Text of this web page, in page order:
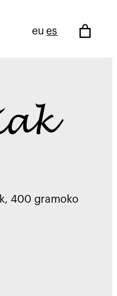
eu es
400 gramoko